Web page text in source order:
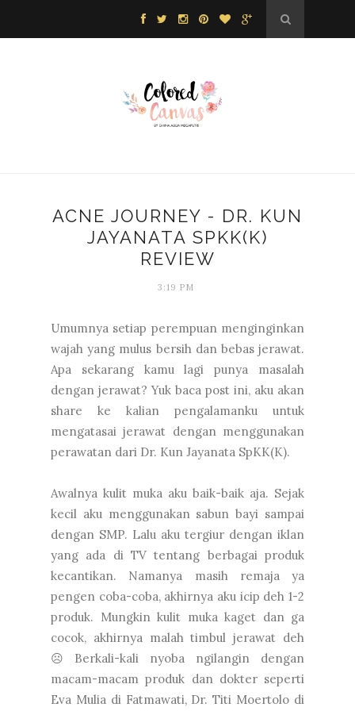
ACNE JOURNEY - DR. KUN
JAYANATA SPKK(K)
REVIEW
3:19 PM
Umumnya setiap perempuan menginginkan
wajah yang mulus bersih dan bebas jerawat.
Apa sekarang kamu lagi punya masalah
dengan jerawat? Yuk baca post ini, aku akan
share ke kalian pengalamanku untuk
mengatasai jerawat dengan menggunakan
perawatan dari Dr. Kun Jayanata SpKK(K).
Awalnya kulit muka aku baik-baik aja. Sejak
kecil aku menggunakan sabun bayi sampai
dengan SMP. Lalu aku tergiur dengan iklan
yang ada di TV tentang berbagai produk
kecantikan. Namanya masih remaja ya
pengen coba-coba, akhirnya aku icip deh 1-2
produk. Mungkin kulit muka kaget dan ga
cocok, akhirnya malah timbul jerawat deh
☹ Berkali-kali nyoba ngilangin dengan
macam-macam produk dan dokter seperti
Eva Mulia di Fatmawati, Dr. Titi Moertolo di